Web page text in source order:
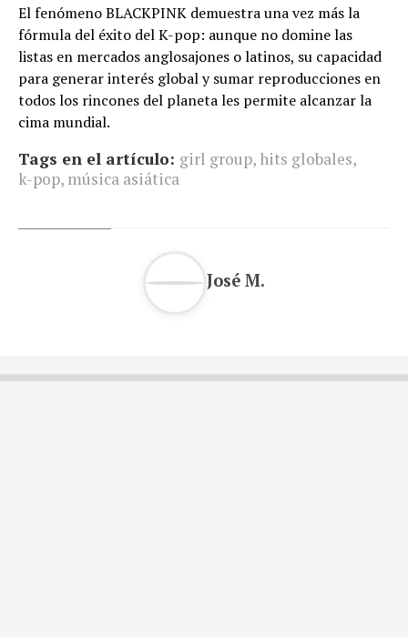
El fenómeno BLACKPINK demuestra una vez más la
fórmula del éxito del K-pop: aunque no domine las
listas en mercados anglosajones o latinos, su capacidad
para generar interés global y sumar reproducciones en
todos los rincones del planeta les permite alcanzar la
cima mundial.
Tags en el artículo: girl group, hits globales,
k-pop, música asiática
José M.